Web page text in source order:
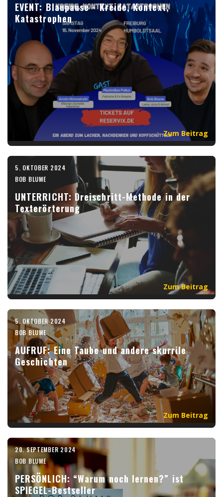
EVENT: Blaupause - Kreide, Kontext,
Katastrophen
Zum Beitrag
5. OKTOBER 2024
BOB BLUME
UNTERRICHT: Dreischritt-Methode in der
Texterörterung
Zum Beitrag
5. OKTOBER 2024
BOB BLUME
AUFRUF: Eine Taube und andere skurrile
Geschichten
Zum Beitrag
20. SEPTEMBER 2024
BOB BLUME
PERSÖNLICH: “Warum noch lernen?” ist
SPIEGEL-Bestseller